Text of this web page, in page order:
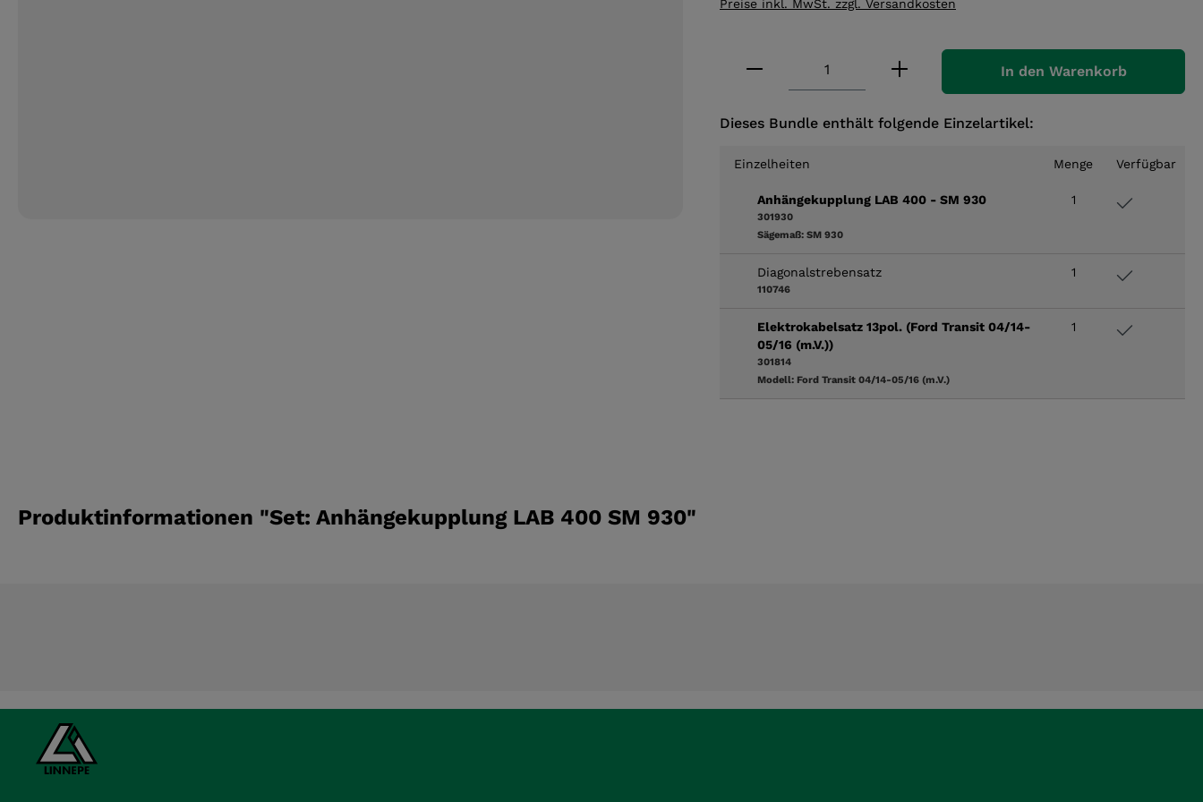
Preise inkl. MwSt. zzgl. Versandkosten
Produkt Anzahl: Gib den gewünschten
In den Warenkorb
Dieses Bundle enthält folgende Einzelartikel:
Einzelheiten Menge Verfügbar
Anhängekupplung LAB 400 - SM 930
301930
Sägemaß: SM 930
1
Diagonalstrebensatz
110746
1
Elektrokabelsatz 13pol. (Ford Transit 04/14-
05/16 (m.V.))
301814
Modell: Ford Transit 04/14-05/16 (m.V.)
1
Produktinformationen "Set: Anhängekupplung LAB 400 SM 930"